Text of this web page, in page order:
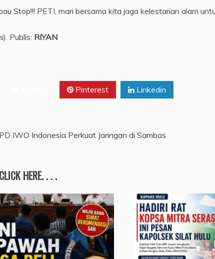
Stop!!! PETI, mari bersama kita jaga kelestarian alam
Publis: RIYAN
Pinterest Linkedin
IWO Indonesia Perkuat Jaringan di Sambas
HERE. . . .